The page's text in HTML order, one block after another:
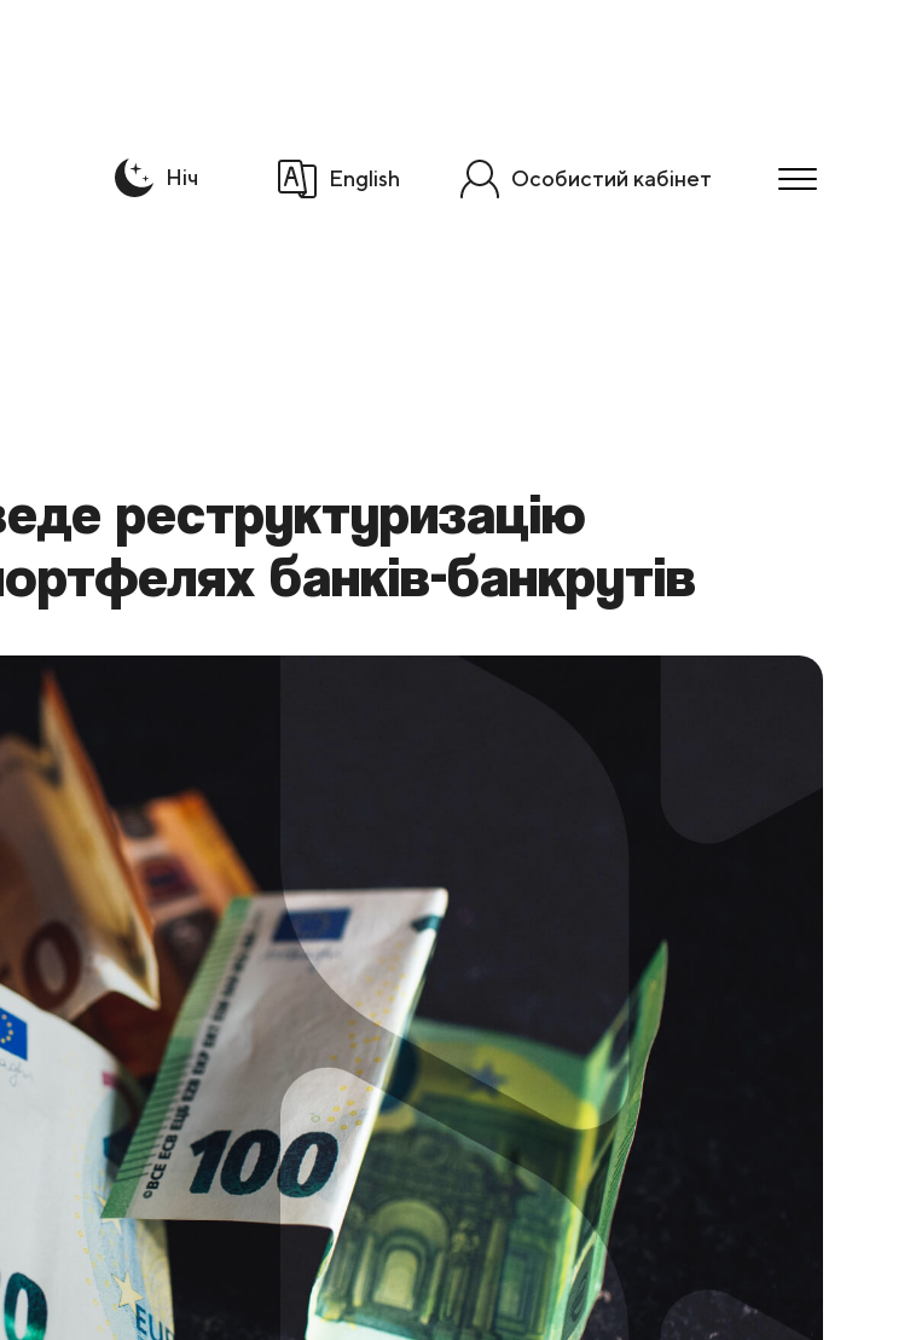
Ніч
English Особистий кабінет
реструктуризацію
банків-банкрутів